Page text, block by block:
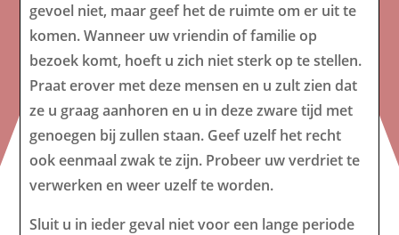
gevoel niet, maar geef het de ruimte om er uit te
komen. Wanneer uw vriendin of familie op
bezoek komt, hoeft u zich niet sterk op te stellen.
Praat erover met deze mensen en u zult zien dat
ze u graag aanhoren en u in deze zware tijd met
genoegen bij zullen staan. Geef uzelf het recht
ook eenmaal zwak te zijn. Probeer uw verdriet te
verwerken en weer uzelf te worden.
Sluit u in ieder geval niet voor een lange periode